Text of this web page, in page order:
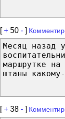
[+ 50 - ]
Месяц назад
маршрутке на
штаны
[+ 38 - ]